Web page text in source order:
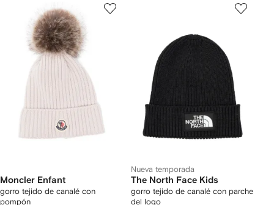
Moncler Enfant
gorro tejido de canalé con
pompón
Nueva temporada
The North Face Kids
gorro tejido de canalé con parche
del logo